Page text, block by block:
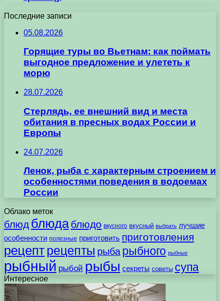
Последние записи
05.08.2026
Горящие туры во Вьетнам: как поймать
выгодное предложение и улететь к
морю
28.07.2026
Стерлядь, ее внешний вид и места
обитания в пресных водах России и
Европы
24.07.2026
Ленок, рыба с характерным строением и
особенностями поведения в водоемах
России
Облако меток
блюд блюда блюдо вкусного вкусный выбрать лучшие
особенности полезные приготовить приготовления
рецептрецепты рыба рыбного рыбные
рыбный рыбой рыбы секреты советы супа
Интересное